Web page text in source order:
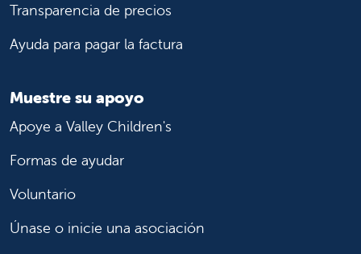
Transparencia de precios
Ayuda para pagar la factura
Muestre su apoyo
Apoye a Valley Children's
Formas de ayudar
Voluntario
Únase o inicie una asociación